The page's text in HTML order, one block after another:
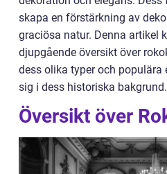
skapa en förstärkning av
graciösa natur. Denna artikel
djupgående översikt över
dess olika typer och
sig i dess historiska bakgrund.
Översikt över